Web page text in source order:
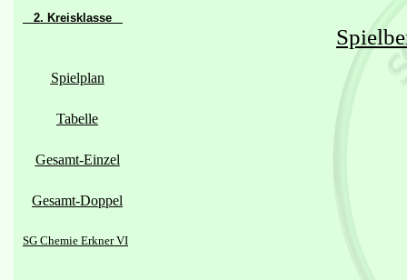
2. Kreisklasse
Spielplan
Tabelle
Gesamt-Einzel
Gesamt-Doppel
SG Chemie Erkner VI